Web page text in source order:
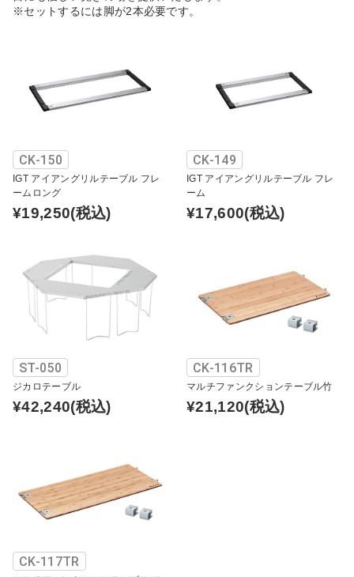
※セットするには脚が2本必要です。
CK-150
IGT アイアングリルテーブル フレ
ームロング
¥19,250(税込)
CK-149
IGT アイアングリルテーブル フレ
ーム
¥17,600(税込)
ST-050
ジカロテーブル
¥42,240(税込)
CK-116TR
マルチファンクションテーブル竹
¥21,120(税込)
CK-117TR